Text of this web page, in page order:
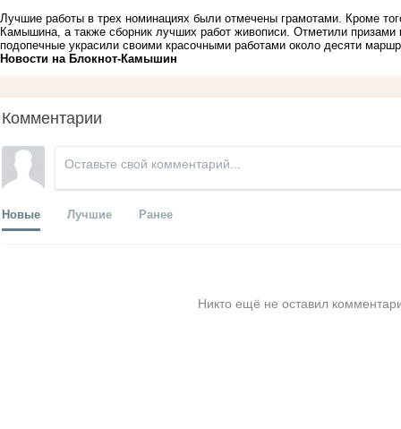
Лучшие работы в трех номинациях были отмечены грамотами. Кроме
Камышина, а также сборник лучших работ живописи. Отметили
подопечные украсили своими красочными работами около десяти
Новости на Блoкнoт-Камышин
Комментарии
Новые Лучшие Ранее
Никто ещё не оставил